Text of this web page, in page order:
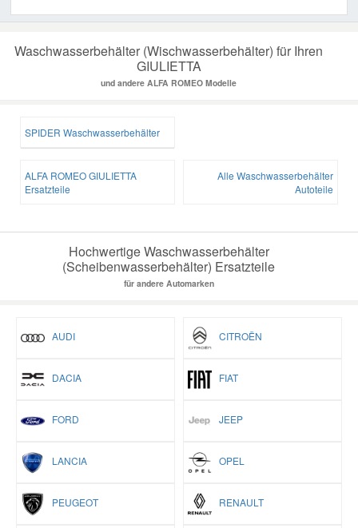
Waschwasserbehälter (Wischwasserbehälter) für Ihren
GIULIETTA
und andere ALFA ROMEO Modelle
SPIDER Waschwasserbehälter
ALFA ROMEO GIULIETTA
Ersatzteile
Alle Waschwasserbehälter
Autoteile
Hochwertige Waschwasserbehälter
(Scheibenwasserbehälter) Ersatzteile
für andere Automarken
AUDI CITROËN
DACIA FIAT
FORD JEEP
LANCIA OPEL
PEUGEOT RENAULT